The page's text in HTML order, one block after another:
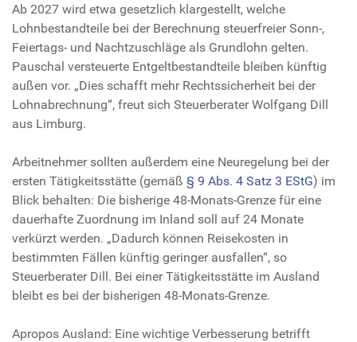
Ab 2027 wird etwa gesetzlich klargestellt, welche
Lohnbestandteile bei der Berechnung steuerfreier Sonn-,
Feiertags- und Nachtzuschläge als Grundlohn gelten.
Pauschal versteuerte Entgeltbestandteile bleiben künftig
außen vor. „Dies schafft mehr Rechtssicherheit bei der
Lohnabrechnung“, freut sich Steuerberater Wolfgang Dill
aus Limburg.
Arbeitnehmer sollten außerdem eine Neuregelung bei der
ersten Tätigkeitsstätte (gemäß § 9 Abs. 4 Satz 3 EStG) im
Blick behalten: Die bisherige 48-Monats-Grenze für eine
dauerhafte Zuordnung im Inland soll auf 24 Monate
verkürzt werden. „Dadurch können Reisekosten in
bestimmten Fällen künftig geringer ausfallen“, so
Steuerberater Dill. Bei einer Tätigkeitsstätte im Ausland
bleibt es bei der bisherigen 48-Monats-Grenze.
Apropos Ausland: Eine wichtige Verbesserung betrifft